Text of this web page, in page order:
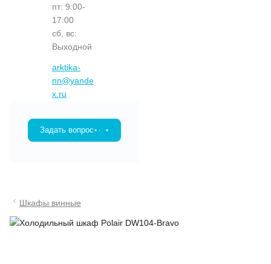
пт: 9:00-
17:00
сб, вс:
Выходной
arktika-
nn@yande
x.ru
Задать вопрос
Шкафы винные